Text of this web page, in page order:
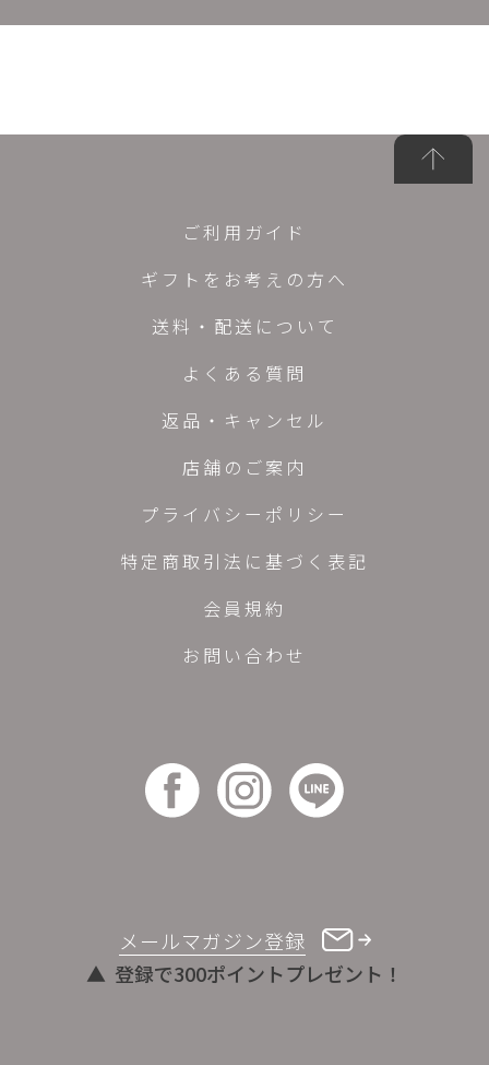
メールマガジン登録
登録で300ポイントプレゼント！
ご利用ガイド
ギフトをお考えの方へ
送料・配送について
よくある質問
返品・キャンセル
店舗のご案内
プライバシーポリシー
特定商取引法に基づく表記
会員規約
お問い合わせ